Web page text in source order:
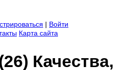
| Войти
Карта сайта